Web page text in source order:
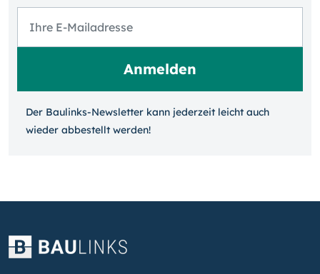
Der Baulinks-Newsletter kann jeder­zeit leicht auch
wieder ab­bestellt werden!